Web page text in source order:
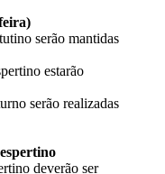
serão mantidas
estarão
serão realizadas
deverão ser